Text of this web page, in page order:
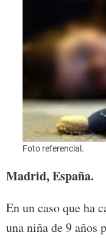
Foto referencial.
Madrid, España.
En un caso que ha
una niña de 9 años